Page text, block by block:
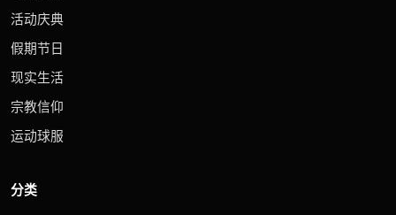
活动庆典
假期节日
现实生活
宗教信仰
运动球服
分类